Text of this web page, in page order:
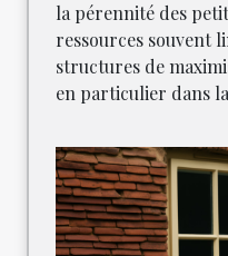
la pérennité des
ressources souvent
structures de
en particulier dans